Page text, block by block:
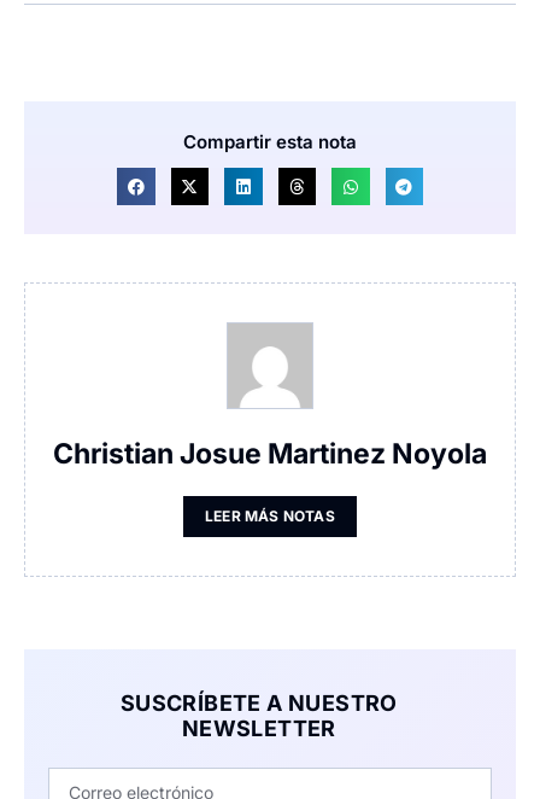
Compartir esta nota
Christian Josue Martinez Noyola
LEER MÁS NOTAS
SUSCRÍBETE A NUESTRO
NEWSLETTER